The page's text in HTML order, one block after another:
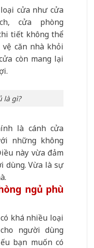
cửa như cửa
cửa phòng
tiết không thể
vệ căn nhà khỏi
còn mang lại
là gì?
là cánh cửa
những không
này vừa đảm
dùng. Vừa là sự
ngủ phù
khá nhiều loại
người dùng
bạn muốn có